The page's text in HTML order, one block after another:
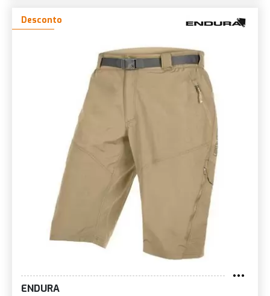
Desconto
ENDURA